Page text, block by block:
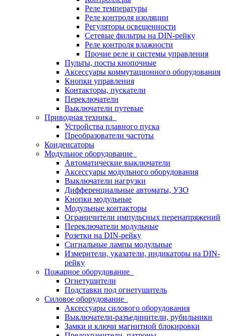
Реле температуры
Реле контроля изоляции
Регуляторы освещенности
Сетевые фильтры на DIN-рейку
Реле контроля влажности
Прочие реле и системы управления
Пульты, посты кнопочные
Аксессуары коммутационного оборудования
Кнопки управления
Контакторы, пускатели
Переключатели
Выключатели путевые
Приводная техника
Устройства плавного пуска
Преобразователи частоты
Конденсаторы
Модульное оборудование
Автоматические выключатели
Аксессуары модульного оборудования
Выключатели нагрузки
Дифференциальные автоматы, УЗО
Кнопки модульные
Модульные контакторы
Ограничители импульсных перенапряжений
Переключатели модульные
Розетки на DIN-рейку
Сигнальные лампы модульные
Измерители, указатели, индикаторы на DIN-
рейку
Пожарное оборудование
Огнетушители
Подставки под огнетушитель
Силовое оборудование
Аксессуары силового оборудования
Выключатели-разъединители, рубильники
Замки и ключи магнитной блокировки